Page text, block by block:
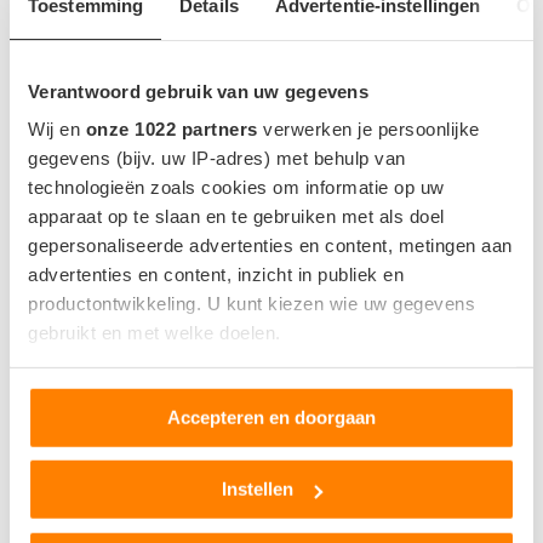
Toestemming Details Advertentie-instellingen
Verantwoord gebruik van uw gegevens
Wij en onze 1022 partners verwerken je persoonlijke
gegevens (bijv. uw IP-adres) met behulp van
technologieën zoals cookies om informatie op uw
apparaat op te slaan en te gebruiken met als doel
gepersonaliseerde advertenties en content, metingen aan
advertenties en content, inzicht in publiek en
productontwikkeling. U kunt kiezen wie uw gegevens
gebruikt en met welke doelen.
Als u het toestaat, willen we ook graag:
Informatie verzamelen over uw geografische locatie,
die tot een paar meter nauwkeurig kan zijn
Uw apparaat identificeren door het actief te scannen
Accepteren en doorgaan
Instellen
MEEST GELEZEN NIEUWS
1